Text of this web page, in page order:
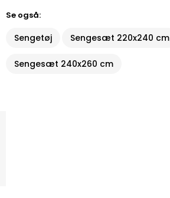
Se også:
Sengetøj Sengesæt 220x240 cm
Sengesæt 240x260 cm